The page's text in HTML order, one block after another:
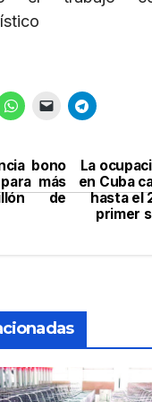
La
en Cuba
hasta el
primer
bono
más
de